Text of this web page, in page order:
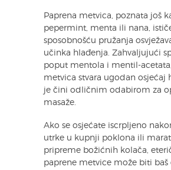
Paprena metvica, poznata još
pepermint, menta ili nana,
sposobnošću pružanja
učinka hlađenja. Zahvaljujući
poput mentola i mentil-
metvica stvara ugodan osjećaj
je čini odličnim odabirom za
masaže.
Ako se osjećate iscrpljeno
utrke u kupnji poklona ili
pripreme božićnih kolača,
paprene metvice može biti baš